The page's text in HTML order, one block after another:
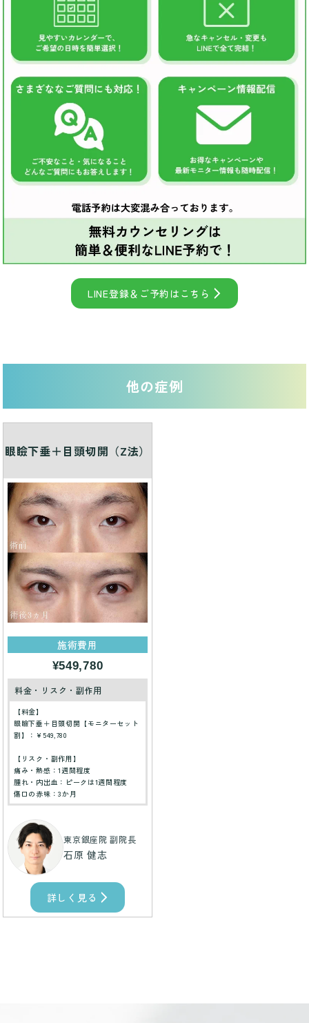
LINE登録＆ご予約はこちら
他の症例
眼瞼下垂＋目頭切開（Z法）
施術費用
¥549,780
料金・リスク・副作用
【料金】
眼瞼下垂＋目頭切開【モニターセット
割】：¥549,780
【リスク・副作用】
痛み・熱感：1週間程度
腫れ・内出血：ピークは1週間程度
傷口の赤味：3か月
東京銀座院 副院長
石原 健志
詳しく見る